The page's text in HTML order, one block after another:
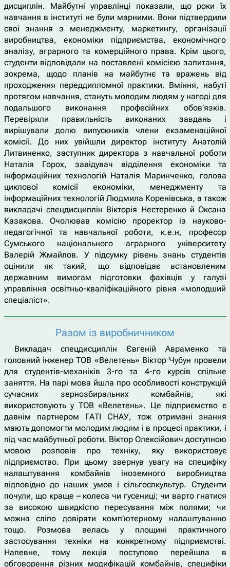
дисциплін. Майбутні управлінці показали, що роки їх
навчання в інституті не були марними. Вони підтвердили
свої знання з менеджменту, маркетингу, організації
виробництва, економіки підприємства, економічного
аналізу, аграрного та комерційного права. Крім цього,
студенти відповідали на поставлені комісією запитання,
зокрема, щодо планів на майбутнє та вражень від
проходження переддипломної практики. Вміння, набуті
протягом навчання, стануть молодим людям у нагоді для
подальшого виконання професійних обов’язків.
Перевіряли правильність виконаних завдань і
вирішували долю випускників члени екзаменаційної
комісії. До них увійшли директор інституту Анатолій
Литвиненко, заступник директора з навчальної роботи
Наталія Горох, завідувач відділення економіки та
інформаційних технологій Наталія Маринченко, голова
циклової комісії економіки, менеджменту та
інформаційних технологій Людмила Коренівська, а також
викладачі спецдисциплін Вікторія Нестеренко й Оксана
Казакова. Очолював комісію проректор із науково-
педагогічної та навчальної роботи, к.е.н, професор
Сумського національного аграрного університету
Валерій Жмайлов. У підсумку рівень знань студентів
оцінили як такий, що відповідає встановленим
державним вимогам підготовки фахівців у галузі
управління освітньо-кваліфікаційного рівня «молодший
спеціаліст».
Разом із виробничником
Викладач спецдисциплін Євгеній Авраменко та
головний інженер ТОВ «Велетень» Віктор Чубун провели
для студентів-механіків 3-го та 4-го курсів спільне
заняття. На парі мова йшла про особливості конструкцій
сучасних зернозбиральних комбайнів, які
використовують у ТОВ «Велетень». Це підприємство є
давнім партнером ГАТІ СНАУ, тож отримані знання
мають допомогти молодим людям і в процесі практики, і
під час майбутньої роботи. Віктор Олексійович доступною
мовою розповів про техніку, яку використовує
підприємство. При цьому звернув увагу на специфіку
налаштування комбайнів іноземного виробництва
відповідно до наших умов і сільгоспкультур. Студенти
почули, що краще – колеса чи гусениці; чи варто гнатися
за високою швидкістю пересування між полями; чи
можна сліпо довіряти комп’ютерному налаштуванню
тощо. Розмова велась у площині практичного
застосування техніки на конкретному підприємстві.
Напевне, тому лекція поступово перейшла в
обговорення різних модифікацій комбайнів, специфіки